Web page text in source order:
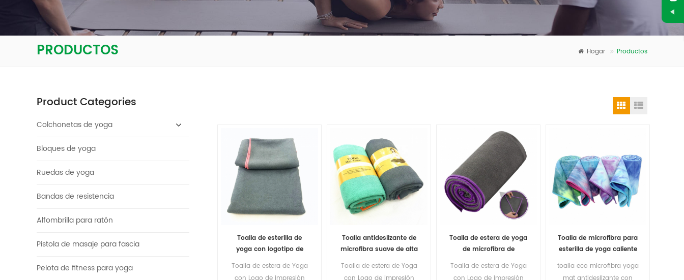
PRODUCTOS Hogar Productos
Product Categories
Colchonetas de yoga
Bloques de yoga
Ruedas de yoga
Bandas de resistencia
Alfombrilla para ratón
Pistola de masaje para fascia
Pelota de fitness para yoga
Toalla de esterilla de
yoga con logotipo de
Toalla de estera de Yoga
Toalla antideslizante de
microfibra suave de alta
Toalla de estera de Yoga
Toalla de estera de yoga
de microfibra de
ecológica suave con
Toalla de estera de Yoga
Toalla de microfibra para
esterilla de yoga caliente
venta al por mayor a
toalla eco microfibra yoga